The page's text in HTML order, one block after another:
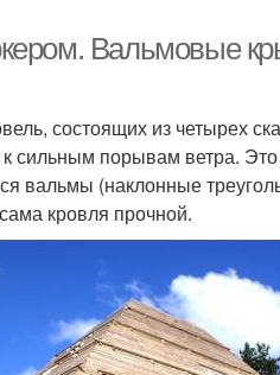
Вальмовые
состоящих из четырех
сильным порывам ветра.
вальмы (наклонные
кровля прочной.